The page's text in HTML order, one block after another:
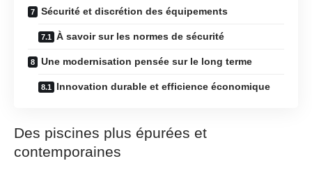
Sécurité et discrétion des équipements
À savoir sur les normes de sécurité
Une modernisation pensée sur le long terme
Innovation durable et efficience économique
Des piscines plus épurées et
contemporaines